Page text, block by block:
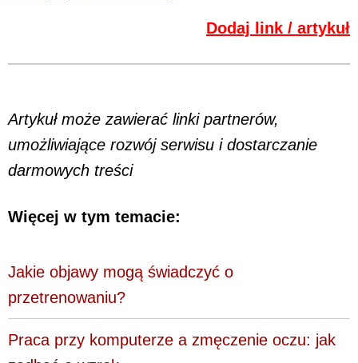
Dodaj link / artykuł
Artykuł może zawierać linki partnerów,
umożliwiające rozwój serwisu i dostarczanie
darmowych treści
Więcej w tym temacie:
Jakie objawy mogą świadczyć o
przetrenowaniu?
Praca przy komputerze a zmęczenie oczu: jak